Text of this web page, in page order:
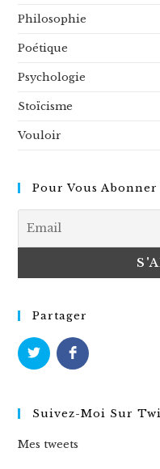
Philosophie
Poétique
Psychologie
Stoïcisme
Vouloir
Pour Vous Abonner
Partager
Suivez-Moi Sur
Mes tweets